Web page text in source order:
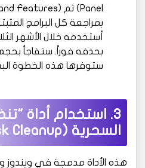
بمراجعة كل البرامج
أستخدمه خلال الأشهر
بحذفه فوراً. ستفاجأ
ستوفرها هذه الخطوة
3. استخدام أداة
السحرية (Disk Cleanup)
هذه الأداة مدمجة في